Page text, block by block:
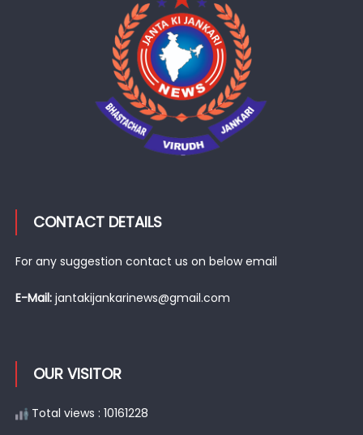
CONTACT DETAILS
For any suggestion contact us on below email
E-Mail: jantakijankarinews@gmail.com
OUR VISITOR
Total views : 10161228